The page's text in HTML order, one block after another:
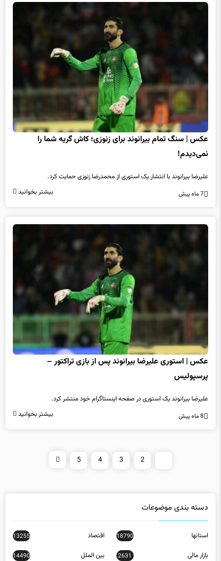
عکس | سنگ تمام بیرانوند برای زنوزی؛ کاش گریه شما را
نمی‌دیدم!
علیرضا بیرانوند با انتشار یک استوری از محمدرضا زنوزی حمایت کرد.
7 ماه پیش بیشتر بخوانید
عکس | استوری علیرضا بیرانوند پس از بازی تراکتور –
پرسپولیس
علیرضا بیرانوند یک استوری در صفحه اینستاگرام خود منتشر کرد.
8 ماه پیش بیشتر بخوانید
2
3
4
5
دسته بندی موضوعات
استانها 18790 اقتصاد 13255
بازار مالی 2631 بین الملل 14490